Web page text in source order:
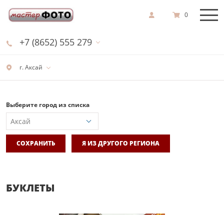
г. Аксай
+7 (8652) 555 279
0
Выберите город из списка
СОХРАНИТЬ Я ИЗ ДРУГОГО РЕГИОНА
БУКЛЕТЫ